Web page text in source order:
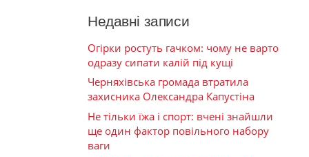
Недавні записи
Огірки ростуть гачком: чому не варто
одразу сипати калій під кущі
Черняхівська громада втратила
захисника Олександра Капустіна
Не тільки їжа і спорт: вчені знайшли
ще один фактор повільного набору
ваги